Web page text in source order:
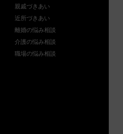
親戚づきあい
近所づきあい
離婚の悩み相談
介護の悩み相談
職場の悩み相談